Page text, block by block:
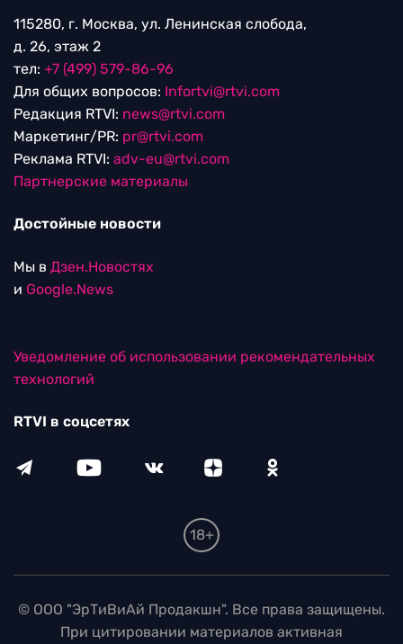
115280, г. Москва, ул. Ленинская слобода,
д. 26, этаж 2
тел: +7 (499) 579-86-96
Для общих вопросов: Infortvi@rtvi.com
Редакция RTVI: news@rtvi.com
Маркетинг/PR: pr@rtvi.com
Реклама RTVI: adv-eu@rtvi.com
Партнерские материалы
Достойные новости
Мы в Дзен.Новостях
и Google.News
Уведомление об использовании рекомендательных
технологий
RTVI в соцсетях
18+
© ООО "ЭрТиВиАй Продакшн". Все права защищены.
При цитировании материалов активная